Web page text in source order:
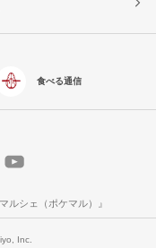
食べる通信
ルシェ（ポケマル）』
Inc.